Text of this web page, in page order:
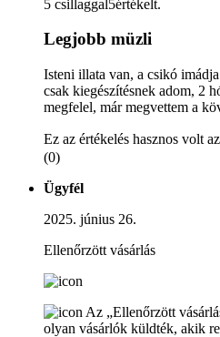
5 csillaggal5értékelt.
Legjobb müzli
Isteni illata van, a csikó
csak kiegészítésnek adom, 2
megfelel, már megvettem a
Ez az értékelés hasznos volt
(0)
Ügyfél
2025. június 26.
Ellenőrzött vásárlás
Az „Ellenőrzött
olyan vásárlók küldték, akik